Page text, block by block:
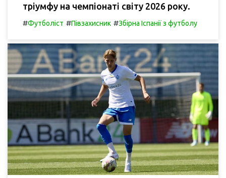
тріумфу на чемпіонаті світу 2026 року.
#Футболіст #Півзахисник #Збірна Іспанії з футболу